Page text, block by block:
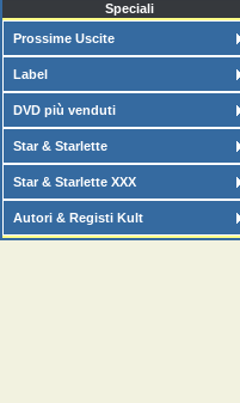
Speciali
Prossime Uscite
Label
DVD più venduti
Star & Starlette
Star & Starlette XXX
Autori & Registi Kult